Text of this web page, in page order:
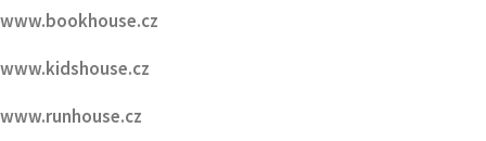
www.bookhouse.cz
www.kidshouse.cz
www.runhouse.cz